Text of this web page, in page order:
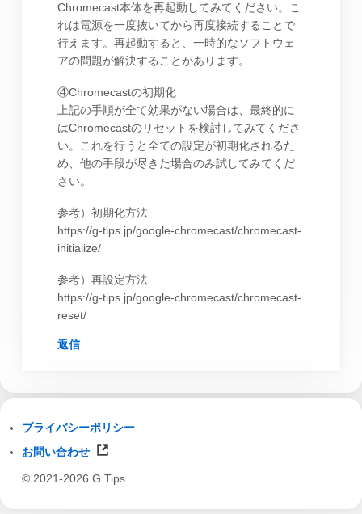
Chromecast本体を再起動してみてください。こ
れは電源を一度抜いてから再度接続することで
行えます。再起動すると、一時的なソフトウェ
アの問題が解決することがあります。
④Chromecastの初期化
上記の手順が全て効果がない場合は、最終的に
はChromecastのリセットを検討してみてくださ
い。これを行うと全ての設定が初期化されるた
め、他の手段が尽きた場合のみ試してみてくだ
さい。
参考）初期化方法
https://g-tips.jp/google-chromecast/chromecast-
initialize/
参考）再設定方法
https://g-tips.jp/google-chromecast/chromecast-
reset/
返信
プライバシーポリシー
お問い合わせ
© 2021-2026 G Tips